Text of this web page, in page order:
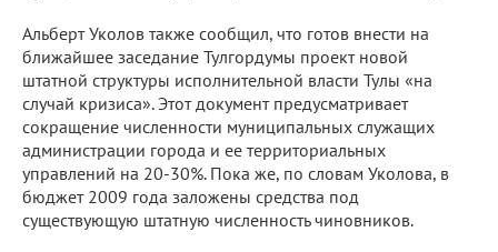
Альберт Уколов также сообщил, что готов внести на
ближайшее заседание Тулгордумы проект новой
штатной структуры исполнительной власти Тулы «на
случай кризиса». Этот документ предусматривает
сокращение численности муниципальных служащих
администрации города и ее территориальных
управлений на 20-30%. Пока же, по словам Уколова, в
бюджет 2009 года заложены средства под
существующую штатную численность чиновников.